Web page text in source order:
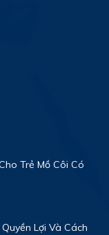
Trẻ Mồ Côi Có
Lợi Và Cách